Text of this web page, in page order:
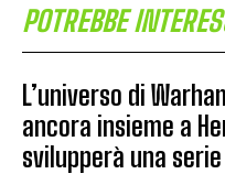
POTREBBE
L’universo di
ancora insieme a
svilupperà una